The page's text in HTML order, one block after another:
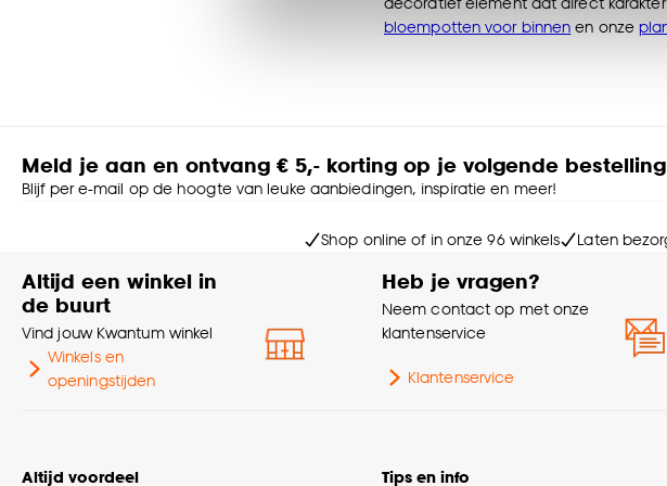
noodzakelijke cookies te accepteren. Je kunt
bloempotten voor binnen en onze
Meld je aan en ontvang € 5,- korting op je volgende bestelling
Blijf per e-mail op de hoogte van leuke aanbiedingen, inspiratie en meer!
Shop online of in onze 96 winkels Laten
Altijd een winkel in
de buurt
Vind jouw Kwantum winkel
Winkels en
openingstijden
Heb je vragen?
Neem contact op met onze
klantenservice
Klantenservice
Altijd voordeel Tips en info